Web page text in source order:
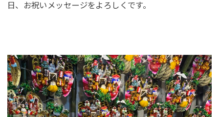
日、お祝いメッセージをよろしくです。